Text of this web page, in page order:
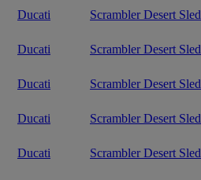
Ducati Scrambler Desert Sled
Ducati Scrambler Desert Sled
Ducati Scrambler Desert Sled
Ducati Scrambler Desert Sled
Ducati Scrambler Desert Sled